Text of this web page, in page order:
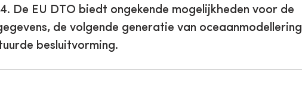
De EU DTO biedt ongekende mogelijkheden voor de
de volgende generatie van oceaanmodellering
besluitvorming.